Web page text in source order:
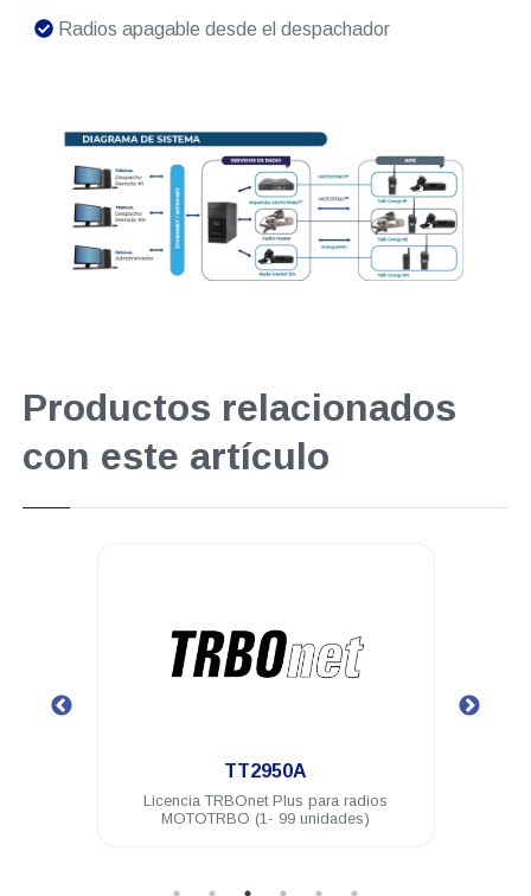
Radios apagable desde el despachador
Productos relacionados
con este artículo
TT2944A
Licencia TRBOnet Plus módulo Core para
despacho de Voz